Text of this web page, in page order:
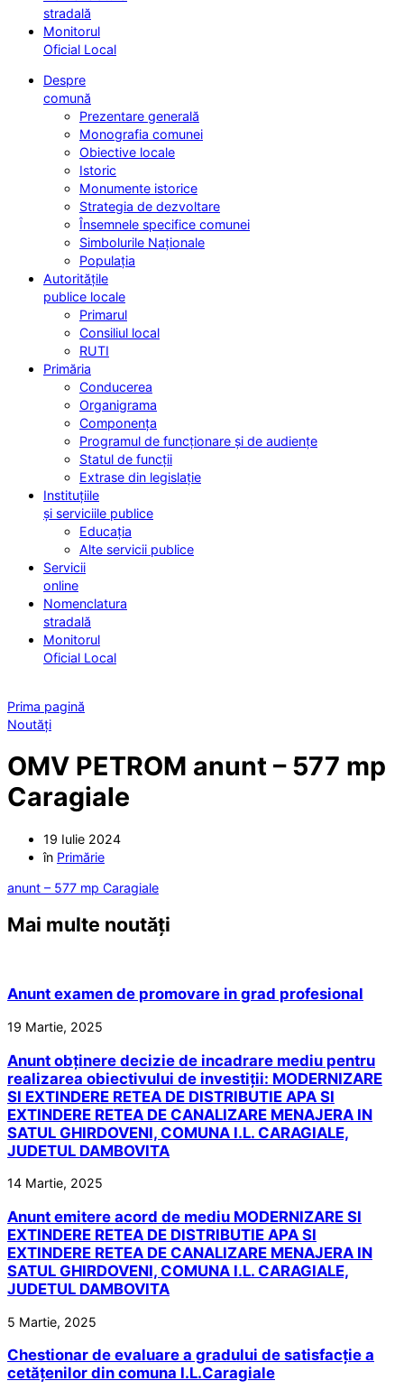
stradală
Monitorul
Oficial Local
Despre
comună
Prezentare generală
Monografia comunei
Obiective locale
Istoric
Monumente istorice
Strategia de dezvoltare
Însemnele specifice comunei
Simbolurile Naționale
Populația
Autoritățile
publice locale
Primarul
Consiliul local
RUTI
Primăria
Conducerea
Organigrama
Componența
Programul de funcționare și de audiențe
Statul de funcții
Extrase din legislație
Instituțiile
și serviciile publice
Educația
Alte servicii publice
Servicii
online
Nomenclatura
stradală
Monitorul
Oficial Local
Prima pagină
Noutăți
OMV PETROM anunt – 577 mp
Caragiale
19 Iulie 2024
în Primărie
anunt – 577 mp Caragiale
Mai multe noutăți
Anunt examen de promovare in grad profesional
19 Martie, 2025
Anunt obținere decizie de incadrare mediu pentru
realizarea obiectivului de investiții: MODERNIZARE
SI EXTINDERE RETEA DE DISTRIBUTIE APA SI
EXTINDERE RETEA DE CANALIZARE MENAJERA IN
SATUL GHIRDOVENI, COMUNA I.L. CARAGIALE,
JUDETUL DAMBOVITA
14 Martie, 2025
Anunt emitere acord de mediu MODERNIZARE SI
EXTINDERE RETEA DE DISTRIBUTIE APA SI
EXTINDERE RETEA DE CANALIZARE MENAJERA IN
SATUL GHIRDOVENI, COMUNA I.L. CARAGIALE,
JUDETUL DAMBOVITA
5 Martie, 2025
Chestionar de evaluare a gradului de satisfacție a
cetățenilor din comuna I.L.Caragiale